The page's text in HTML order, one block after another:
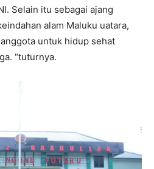
Selain itu sebagai ajang
alam Maluku uatara,
untuk hidup sehat
“tuturnya.